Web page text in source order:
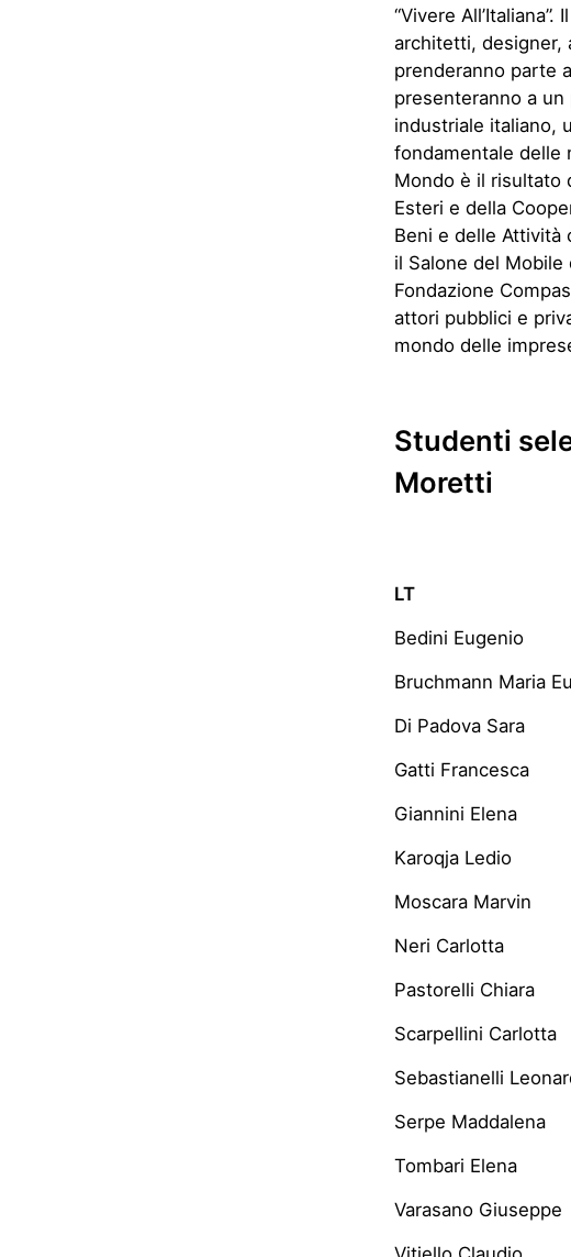
“Vivere
architetti, designer,
prenderanno parte
presenteranno a
industriale italiano,
fondamentale delle
Mondo è il risultato
Esteri e della
Beni e delle Attività
il Salone del Mobile
Fondazione
attori pubblici e
mondo delle
Studenti
Moretti
LT
Bedini Eugenio
Bruchmann Maria
Di Padova Sara
Gatti Francesca
Giannini Elena
Karoqja Ledio
Moscara Marvin
Neri Carlotta
Pastorelli Chiara
Scarpellini Carlotta
Sebastianelli
Serpe Maddalena
Tombari Elena
Varasano Giuseppe